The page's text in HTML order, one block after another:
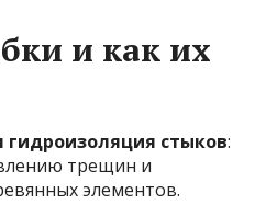
и как их
гидроизоляция стыков:
трещин и
элементов.